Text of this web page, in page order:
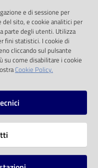
direttiva
36/2006
e di sessione per
del sito, e cookie analitici per
parte degli utenti. Utilizza
fini statistici. I cookie di
cliccando sul pulsante
su come disabilitare i cookie
Cookie Policy.